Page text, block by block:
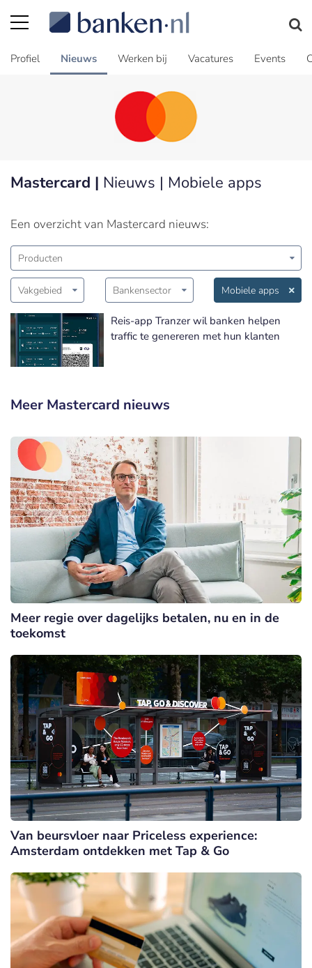
Profiel Nieuws Werken bij Vacatures Events
Mastercard | Nieuws | Mobiele apps
Een overzicht van Mastercard nieuws:
Producten
Vakgebied Bankensector Mobiele apps
Reis-app Tranzer wil banken helpen
traffic te genereren met hun klanten
Meer Mastercard nieuws
Meer regie over dagelijks betalen, nu en in de
toekomst
Van beursvloer naar Priceless experience:
Amsterdam ontdekken met Tap & Go